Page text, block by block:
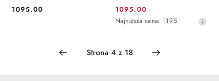
Cena:
1095.00
Pro
Cena
promocyjna:
1095.00
Najniższa
dni
Najniższa cena: 1195